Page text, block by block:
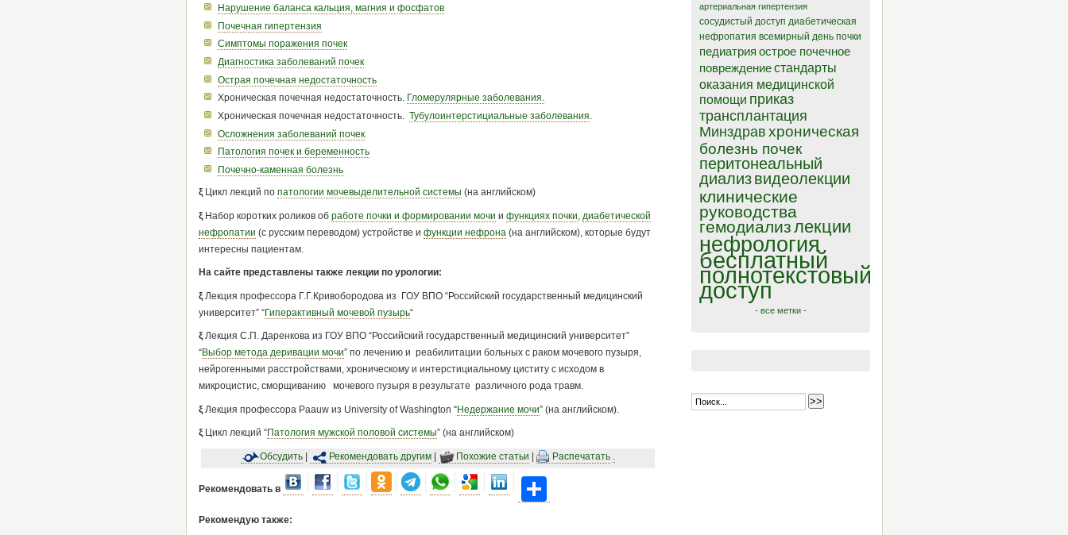
Нарушение баланса кальция, магния и фосфатов
Почечная гипертензия
Симптомы поражения почек
Диагностика заболеваний почек
Острая почечная недостаточность
Хроническая почечная недостаточность. Гломерулярные заболевания.
Хроническая почечная недостаточность. Тубулоинтерстициальные заболевания.
Осложнения заболеваний почек
Патология почек и беременность
Почечно-каменная болезнь
ξ Цикл лекций по патологии мочевыделительной системы (на английском)
ξ Набор коротких роликов об работе почки и формировании мочи и функциях почки, диабетической
нефропатии (с русским переводом) устройстве и функции нефрона(на английском), которые будут
интересны пациентам.
На сайте представлены также лекции по урологии:
ξЛекция профессора Г.Г.Кривобородова из ГОУ ВПО “Российский государственный медицинский
университет” “Гиперактивный мочевой пузырь“
ξЛекция С.П. Даренкова из ГОУ ВПО “Российский государственный медицинский университет”
“Выбор метода деривации мочи” по лечению и реабилитации больных с раком мочевого пузыря,
нейрогенными расстройствами, хроническому и интерстициальному циститу с исходом в
микроцистис, сморщиванию мочевого пузыря в результате различного рода травм.
ξЛекция профессора Paauw из University of Washington “Недержание мочи” (на английском).
ξ Цикл лекций “Патология мужской половой системы” (на английском)
Обсудить| Рекомендовать другим| Похожие статьи | Распечатать .
Рекомендовать в
Рекомендую также:
артериальная гипертензия
сосудистый доступ диабетическая
нефропатия всемирный день почки
педиатрия острое почечное
повреждение стандарты
оказания медицинской
помощи приказ
трансплантация
Минздрав хроническая
болезнь почек
перитонеальный
диализ видеолекции
клинические
руководства
гемодиализлекции
нефрология
бесплатный
полнотекстовый
доступ
- все метки-
>>